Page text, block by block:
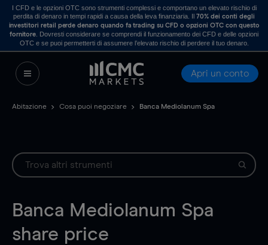
I CFD e le opzioni OTC sono strumenti complessi e comportano un elevato rischio di
perdita di denaro in tempi rapidi a causa della leva finanziaria. Il70% dei conti degli
investitori retail perde denaro quando fa trading su CFD o opzioni OTC con questo
fornitore . Dovresti considerare se comprendi il funzionamento dei CFD e delle opzioni
OTC e se puoi permetterti di assumere l’elevato rischio di perdere il tuo denaro.
Apri un conto
Abitazione Cosa puoi negoziare Banca Mediolanum Spa
Banca Mediolanum Spa
share price